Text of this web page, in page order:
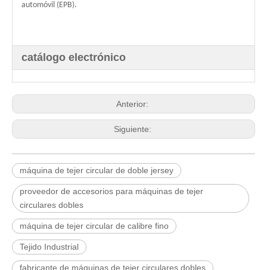
automóvil (EPB).
catálogo electrónico
Anterior:
Siguiente:
máquina de tejer circular de doble jersey
proveedor de accesorios para máquinas de tejer
circulares dobles
máquina de tejer circular de calibre fino
Tejido Industrial
fabricante de máquinas de tejer circulares dobles